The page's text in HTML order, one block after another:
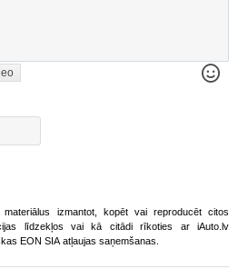
materiālus izmantot, kopēt vai reproducēt citos
līdzekļos vai kā citādi rīkoties ar iAuto.lv
EON SIA atļaujas saņemšanas.